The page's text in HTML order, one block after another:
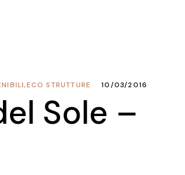
ECO STRUTTURE
, 10/03/2016
Sole –